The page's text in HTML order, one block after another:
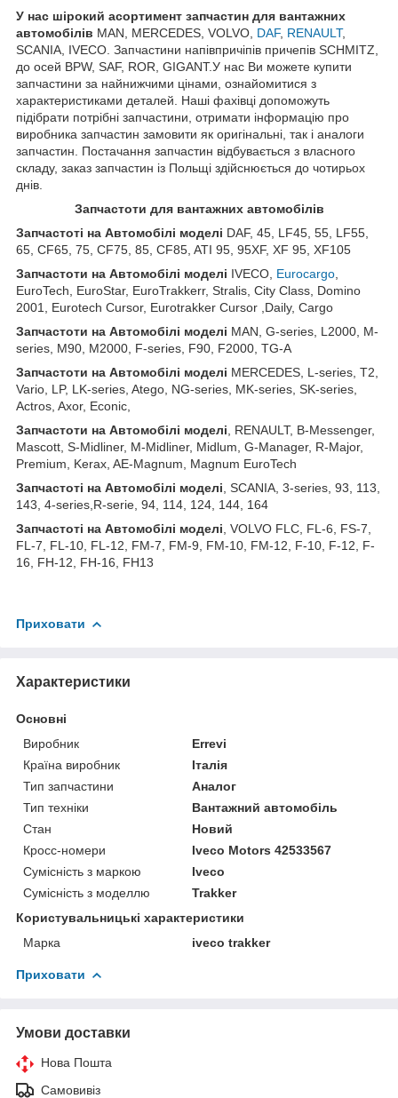
У нас шірокий асортимент запчастин для вантажних
автомобілів MAN, MERCEDES, VOLVO, DAF, RENAULT,
SCANIA, IVECO. Запчастини напівпричіпів причепів SCHMITZ,
до осей BPW, SAF, ROR, GIGANT.У нас Ви можете купити
запчастини за найнижчими цінами, ознайомитися з
характеристиками деталей. Наші фахівці допоможуть
підібрати потрібні запчастини, отримати інформацію про
виробника запчастин замовити як оригінальні, так і аналоги
запчастин. Постачання запчастин відбувається з власного
складу, заказ запчастин із Польщі здійснюється до чотирьох
днів.
Запчастоти для вантажних автомобілів
Запчастоті на Автомобілі моделі DAF, 45, LF45, 55, LF55,
65, CF65, 75, CF75, 85, CF85, ATI 95, 95XF, XF 95, XF105
Запчастоти на Автомобілі моделі IVECO, Eurocargo
EuroTech, EuroStar, EuroTrakkerr, Stralis, City Class, Domino
2001, Eurotech Cursor, Eurotrakker Cursor ,Daily, Cargo
Запчастоти на Автомобілі моделі MAN, G-series, L2000, M-
series, M90, M2000, F-series, F90, F2000, TG-A
Запчастоти на Автомобілі моделі MERCEDES, L-series, T2,
Vario, LP, LK-series, Atego, NG-series, MK-series, SK-series,
Actros, Axor, Econic,
Запчастоти на Автомобілі моделі , RENAULT, B-Messenger,
Mascott, S-Midliner, M-Midliner, Midlum, G-Manager, R-Major,
Premium, Kerax, AE-Magnum, Magnum EuroTech
Запчастоті на Автомобілі моделі , SCANIA, 3-series, 93, 113,
143, 4-series,R-serie, 94, 114, 124, 144, 164
Запчастоті на Автомобілі моделі , VOLVO FLC, FL-6, FS-7,
FL-7, FL-10, FL-12, FM-7, FM-9, FM-10, FM-12, F-10, F-12, F-
16, FH-12, FH-16, FH13
Приховати
Характеристики
Основні
Виробник
Errevi
Країна виробник
Італія
Тип запчастини
Аналог
Тип техніки
Вантажний автомобіль
Стан
Новий
Кросс-номери
Iveco Motors 42533567
Сумісність з маркою
Iveco
Сумісність з моделлю
Trakker
Користувальницькі характеристики
Марка
iveco trakker
Приховати
Умови доставки
Нова Пошта
Самовивіз